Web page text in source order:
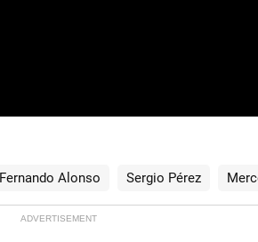
Fernando Alonso Sergio Pérez
ADVERTISEMENT